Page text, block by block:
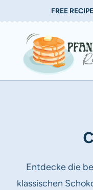
Inhalt
springen
FREE
Entdecke die
klassischen